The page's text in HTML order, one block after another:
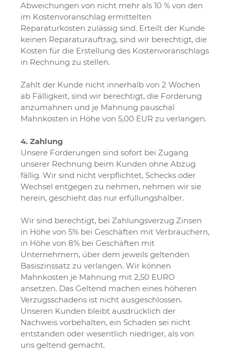
Abweichungen von nicht mehr als 10 % von den
im Kostenvoranschlag ermittelten
Reparaturkosten zulässig sind. Erteilt der Kunde
keinen Reparaturauftrag, sind wir berechtigt, die
Kosten für die Erstellung des Kostenvoranschlags
in Rechnung zu stellen.
Zahlt der Kunde nicht innerhalb von 2 Wochen
ab Fälligkeit, sind wir berechtigt, die Forderung
anzumahnen und je Mahnung pauschal
Mahnkosten in Höhe von 5,00 EUR zu verlangen.
4. Zahlung
Unsere Forderungen sind sofort bei Zugang
unserer Rechnung beim Kunden ohne Abzug
fällig. Wir sind nicht verpflichtet, Schecks oder
Wechsel entgegen zu nehmen, nehmen wir sie
herein, geschieht das nur erfüllungshalber.
Wir sind berechtigt, bei Zahlungsverzug Zinsen
in Höhe von 5% bei Geschäften mit Verbrauchern,
in Höhe von 8% bei Geschäften mit
Unternehmern, über dem jeweils geltenden
Basiszinssatz zu verlangen. Wir können
Mahnkosten je Mahnung mit 2,50 EURO
ansetzen. Das Geltend machen eines höheren
Verzugsschadens ist nicht ausgeschlossen.
Unseren Kunden bleibt ausdrücklich der
Nachweis vorbehalten, ein Schaden sei nicht
entstanden oder wesentlich niedriger, als von
uns geltend gemacht.